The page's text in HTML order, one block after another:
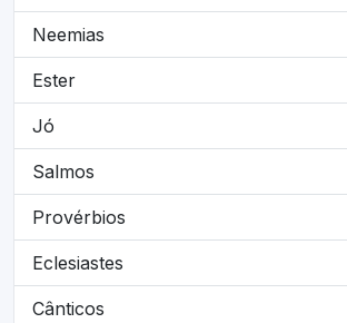
Neemias
Ester
Jó
Salmos
Provérbios
Eclesiastes
Cânticos